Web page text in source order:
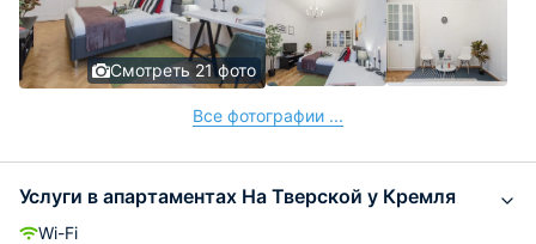
Смотреть 21 фото
Все фотографии ...
Услуги в апартаментах На Тверской у Кремля
Wi-Fi